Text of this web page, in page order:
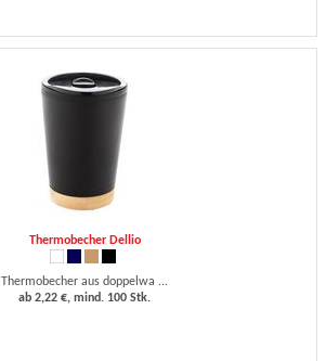
Thermobecher Dellio
Thermobecher aus doppelwa ...
ab 2,22 €, mind. 100 Stk.